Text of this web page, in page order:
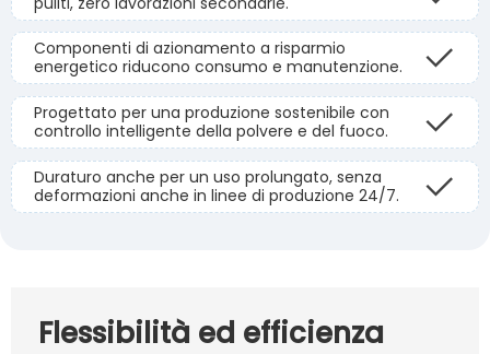
Componenti di azionamento a risparmio
energetico riducono consumo e manutenzione.
Progettato per una produzione sostenibile con
controllo intelligente della polvere e del fuoco.
Duraturo anche per un uso prolungato, senza
deformazioni anche in linee di produzione 24/7.
Flessibilità ed efficienza